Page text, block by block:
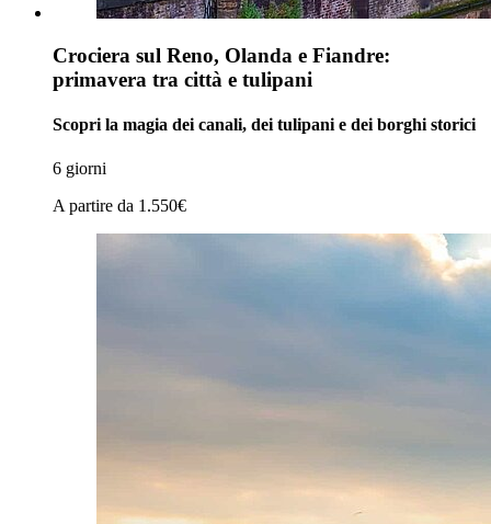
Crociera sul Reno, Olanda e Fiandre:
primavera tra città e tulipani
Scopri la magia dei canali, dei tulipani e dei borghi storici
6 giorni
A partire da 1.550€